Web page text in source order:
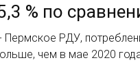
% по
РДУ,
чем в мае 2020